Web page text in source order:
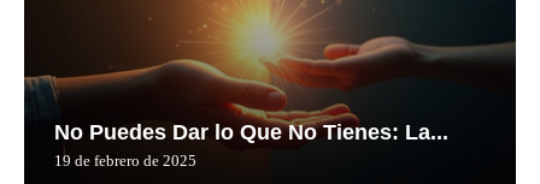
No Puedes Dar lo Que No Tienes: La...
19 de febrero de 2025